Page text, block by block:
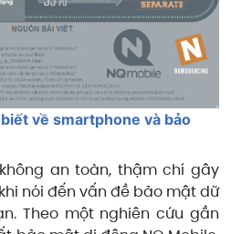
về smartphone và bảo
an toàn, thậm chí gây
nói đến vấn đề bảo mật dữ
Theo một nghiên cứu gần